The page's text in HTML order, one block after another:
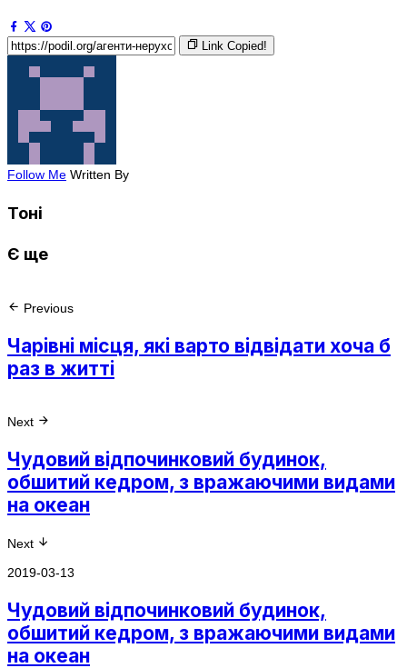
Link Copied!
Follow Me Written By
Тоні
Є ще
Previous
Чарівні місця, які варто відвідати хоча б
раз в житті
Next
Чудовий відпочинковий будинок,
обшитий кедром, з вражаючими видами
на океан
Next
2019-03-13
Чудовий відпочинковий будинок,
обшитий кедром, з вражаючими видами
на океан